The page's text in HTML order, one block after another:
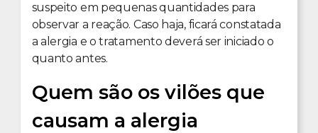
suspeito em pequenas quantidades para
observar a reação. Caso haja, ficará constatada
a alergia e o tratamento deverá ser iniciado o
quanto antes.
Quem são os vilões que
causam a alergia